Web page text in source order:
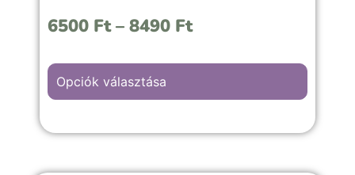
6500 Ft – 8490 Ft
Opciók választása